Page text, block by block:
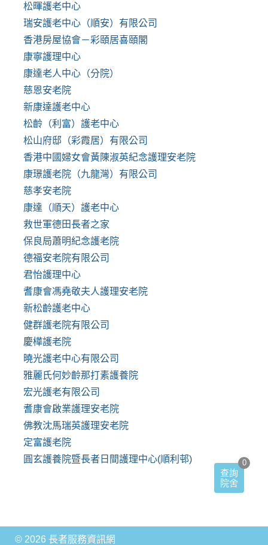
松暉護老中心
瑞安護老中心（順安）有限公司
香港房屋協會－彩頤居喜頤閣
康寧護理中心
康達老人中心（分院）
慈恩安老院
新康達護老中心
松齡（利富）護老中心
松山府邸（彩霞居）有限公司
香港中國婦女會黃陳淑英紀念護理安老院
康璟護老院（九龍灣）有限公司
慈孝安老院
康達（順天）護老中心
救世軍德田長者之家
保良局蕭明紀念護老院
德福安老院有限公司
君怡護理中心
耆康會馮堯敬夫人護理安老院
新松齡護老中心
健群護老院有限公司
慶樺護老院
曉光護老中心有限公司
雅麗氏何妙齡那打素護養院
宏光護老有限公司
耆康會啟業護理安老院
佛教沈馬瑞英護理安老院
定富護老院
圓玄護養院暨長者日間護理中心(順利邨)
© 2026 長者服務資訊網
查詢
院舍
0